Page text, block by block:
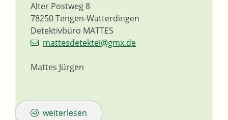
Detektivbüro MATTES
Alter Postweg 8
78250Tengen-Watterdingen
mattesdetektei@gmx.de
Mattes Jürgen
weiterlesen